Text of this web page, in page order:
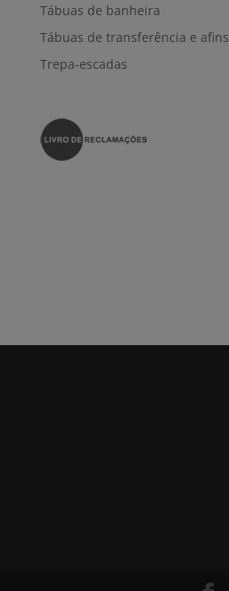
Tábuas de banheira
Tábuas de transferência e afins
Trepa-escadas